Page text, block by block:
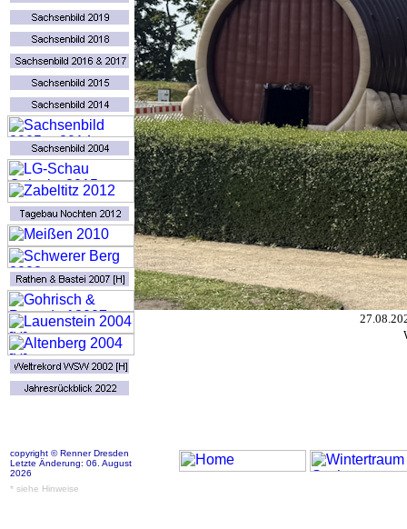
copyright © Renner Dresden
Letzte Änderung: 06. August
2026
* siehe Hinweise